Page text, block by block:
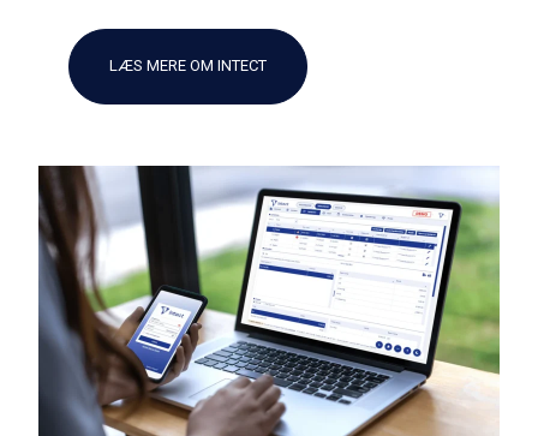
LÆS MERE OM INTECT